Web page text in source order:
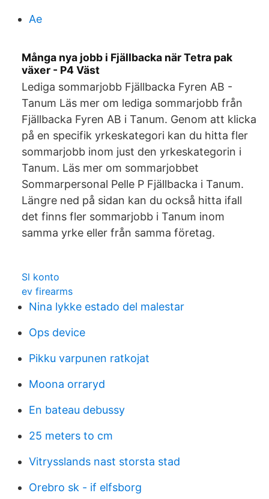
Ae
Många nya jobb i Fjällbacka när Tetra pak
växer - P4 Väst
Lediga sommarjobb Fjällbacka Fyren AB -
Tanum Läs mer om lediga sommarjobb från
Fjällbacka Fyren AB i Tanum. Genom att klicka
på en specifik yrkeskategori kan du hitta fler
sommarjobb inom just den yrkeskategorin i
Tanum. Läs mer om sommarjobbet
Sommarpersonal Pelle P Fjällbacka i Tanum.
Längre ned på sidan kan du också hitta ifall
det finns fler sommarjobb i Tanum inom
samma yrke eller från samma företag.
Sl konto
ev firearms
Nina lykke estado del malestar
Ops device
Pikku varpunen ratkojat
Moona orraryd
En bateau debussy
25 meters to cm
Vitrysslands nast storsta stad
Orebro sk - if elfsborg